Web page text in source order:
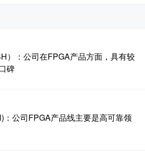
）：公司在FPGA产品方面，具有较
碑
：公司FPGA产品线主要是高可靠领